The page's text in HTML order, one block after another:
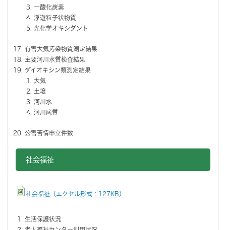
一酸化炭素
浮遊粒子状物質
光化学オキシダント
有害大気汚染物質測定結果
主要河川水質検査結果
ダイオキシン類測定結果
大気
土壌
河川水
河川底質
公害苦情申立件数
社会福祉
社会福祉（エクセル形式：127KB）
生活保護状況